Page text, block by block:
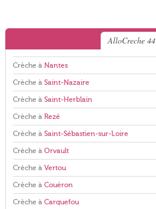
AlloCreche 44
Crèche à Nantes
Crèche à Saint-Nazaire
Crèche à Saint-Herblain
Crèche à Rezé
Crèche à Saint-Sébastien-sur-Loire
Crèche à Orvault
Crèche à Vertou
Crèche à Couëron
Crèche à Carquefou